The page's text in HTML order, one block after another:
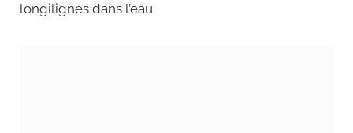
longilignes dans l’eau.